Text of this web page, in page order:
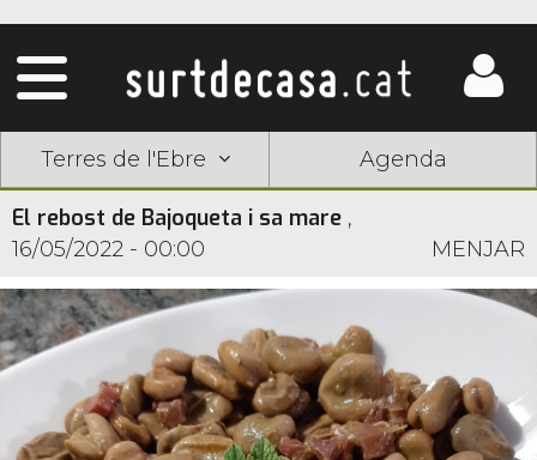
Terres de l'Ebre Agenda
El rebost de Bajoqueta i sa mare ,
16/05/2022 - 00:00
MENJAR